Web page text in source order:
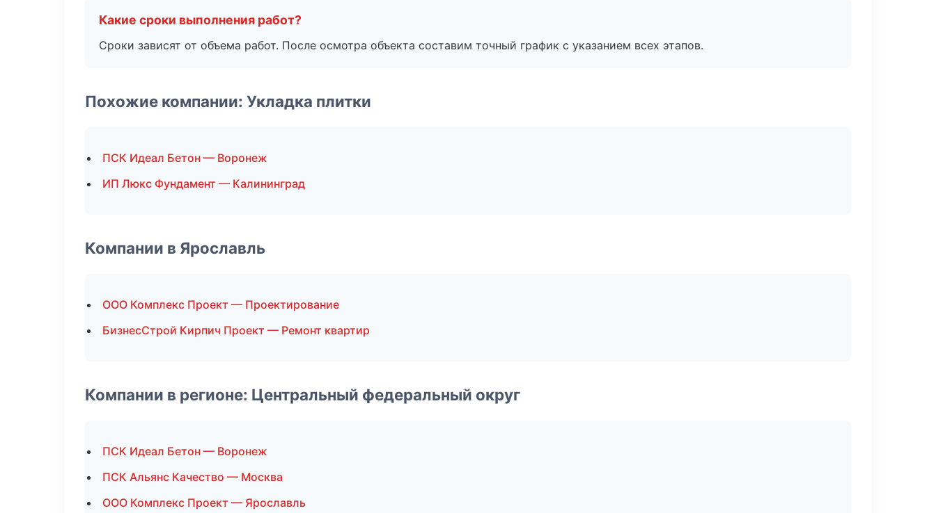
Какие сроки выполнения работ?
Сроки зависят от объема работ. После осмотра объекта составим точный график с указанием всех этапов.
Похожие компании: Укладка плитки
ПСК Идеал Бетон — Воронеж
ИП Люкс Фундамент — Калининград
Компании в Ярославль
ООО Комплекс Проект — Проектирование
БизнесСтрой Кирпич Проект — Ремонт квартир
Компании в регионе: Центральный федеральный округ
ПСК Идеал Бетон — Воронеж
ПСК Альянс Качество — Москва
ООО Комплекс Проект — Ярославль